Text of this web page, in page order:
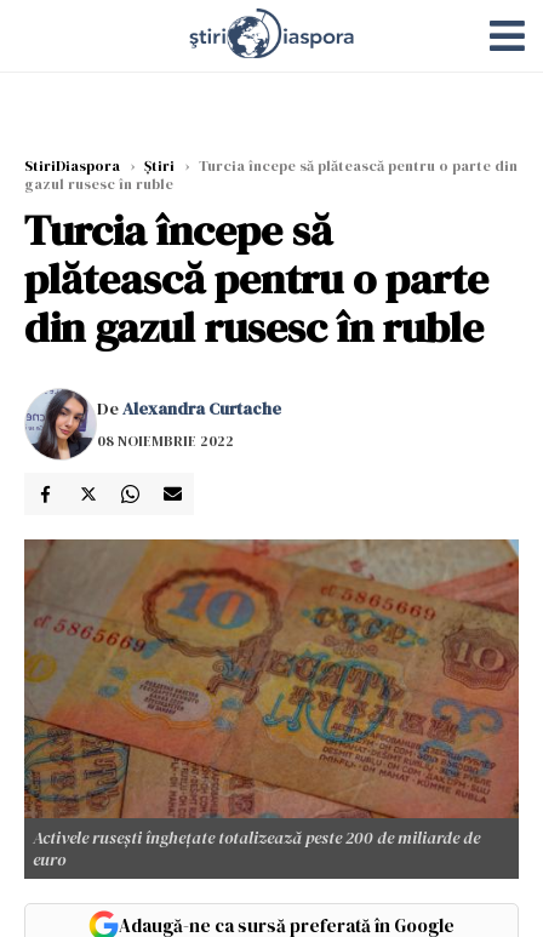
StiriDiaspora › Știri › Turcia începe să plătească pentru o parte din
gazul rusesc în ruble
Turcia începe să
plătească pentru o parte
din gazul rusesc în ruble
DeAlexandra Curtache
08 NOIEMBRIE 2022
Activele rusești înghețate totalizează peste 200 de miliarde de
euro
Adaugă-ne ca sursă preferată în Google